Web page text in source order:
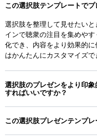
この選択肢テンプレートで
選択肢を整理して見せたい
インで聴衆の注目を集めや
化でき、内容をより効果的に
はかんたんにカスタマイズで
選択肢のプレゼンをより印
すればいいですか？
この選択肢プレゼンテンプ